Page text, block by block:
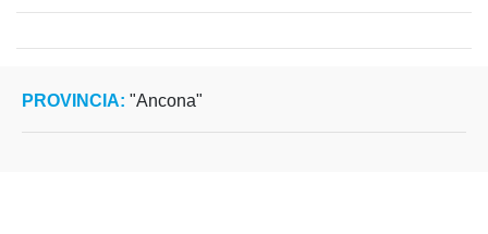
PROVINCIA: "Ancona"